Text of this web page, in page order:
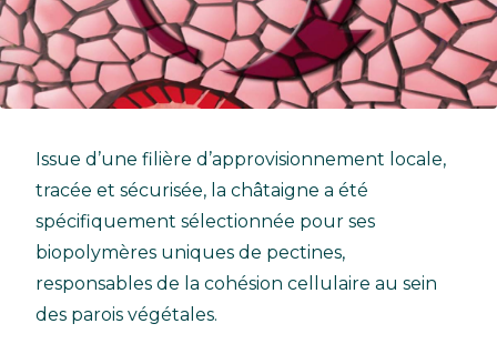
Issue d’une filière d’approvisionnement locale,
tracée et sécurisée, la châtaigne a été
spécifiquement sélectionnée pour ses
biopolymères uniques de pectines,
responsables de la cohésion cellulaire au sein
des parois végétales.